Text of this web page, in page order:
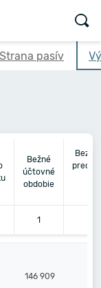
Strana pasív
Bežné
účtovné
obdobie
1
146 909